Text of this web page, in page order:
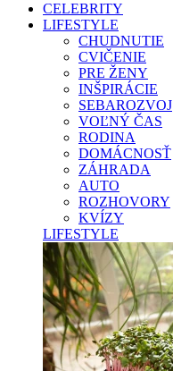
CELEBRITY
LIFESTYLE
CHUDNUTIE
CVIČENIE
PRE ŽENY
INŠPIRÁCIE
SEBAROZVOJ
VOĽNÝ ČAS
RODINA
DOMÁCNOSŤ
ZÁHRADA
AUTO
ROZHOVORY
KVÍZY
LIFESTYLE